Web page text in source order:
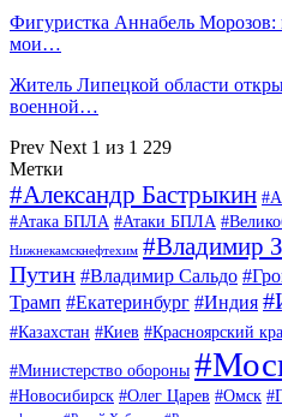
Фигуристка Аннабель
мои…
Житель Липецкой области
военной…
Prev Next 1 из 1 229
Метки
#Александр Бастрыкин
#Атака БПЛА #Атаки БПЛА
Нижнекамскнефтехим #Владимир
Путин #Владимир Сальдо
Трамп #Екатеринбург #Индия
#Казахстан #Киев #Красноярский
#Министерство обороны
#Новосибирск #Олег Царев #Омск